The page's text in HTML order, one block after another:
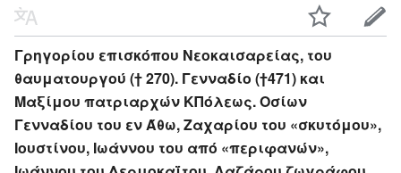
Γρηγορίου επισκόπου Νεοκαισαρείας, του
θαυματουργού († 270). Γενναδίο (†471) και
Μαξίμου πατριαρχών ΚΠόλεως. Οσίων
Γενναδίου του εν Άθω, Ζαχαρίου του «σκυτόμου»,
Ιουστίνου, Ιωάννου του από «περιφανών»,